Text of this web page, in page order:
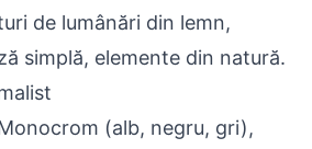
de lumânări din lemn,
simplă, elemente din natură.
(alb, negru, gri),